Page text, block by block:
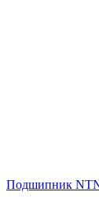
Подшипник